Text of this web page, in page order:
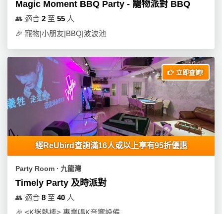
Magic Moment BBQ Party - 寵物派對 BBQ
👥 適合 2 至 55 人
🎉 寵物|小朋友|BBQ|波波池
立即查詢!
經ReUbird查詢滿16人或以上享有95折優惠
Party Room ∙ 九龍灣
Timely Party 及時派對
👥 適合 8 至 40 人
🎉 <K迷熱棒> 專業唱K音響設備